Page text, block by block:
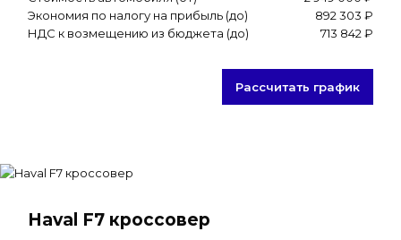
Экономия по налогу на прибыль (до)
892 303 ₽
НДС к возмещению из бюджета (до)
713 842 ₽
Рассчитать график
Haval F7 кроссовер